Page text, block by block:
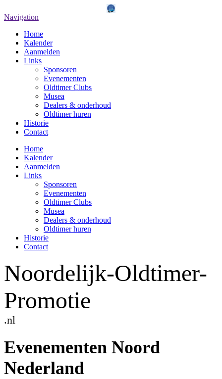
Navigation
Home
Kalender
Aanmelden
Links
Sponsoren
Evenementen
Oldtimer Clubs
Musea
Dealers & onderhoud
Oldtimer huren
Historie
Contact
Home
Kalender
Aanmelden
Links
Sponsoren
Evenementen
Oldtimer Clubs
Musea
Dealers & onderhoud
Oldtimer huren
Historie
Contact
Noordelijk-Oldtimer-
Promotie
.nl
Evenementen Noord
Nederland